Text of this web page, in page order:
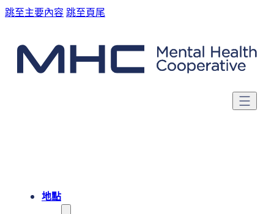
跳至主要內容跳至頁尾
地點